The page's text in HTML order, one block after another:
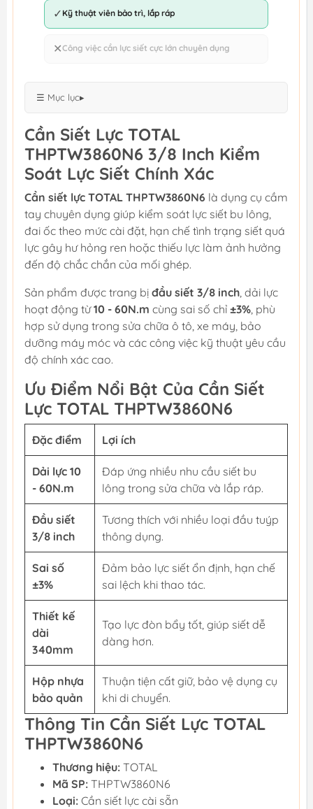
✓ Kỹ thuật viên bảo trì, lắp ráp
✕Công việc cần lực siết cực lớn chuyên dụng
☰ Mục lục▸
Cần Siết Lực TOTAL
THPTW3860N6 3/8 Inch Kiểm
Soát Lực Siết Chính Xác
Cần siết lực TOTAL THPTW3860N6 là dụng cụ cầm
tay chuyên dụng giúp kiểm soát lực siết bu lông,
đai ốc theo mức cài đặt, hạn chế tình trạng siết quá
lực gây hư hỏng ren hoặc thiếu lực làm ảnh hưởng
đến độ chắc chắn của mối ghép.
Sản phẩm được trang bị đầu siết 3/8 inch , dải lực
hoạt động từ10 - 60N.m cùng sai số chỉ ±3% , phù
hợp sử dụng trong sửa chữa ô tô, xe máy, bảo
dưỡng máy móc và các công việc kỹ thuật yêu cầu
độ chính xác cao.
Ưu Điểm Nổi Bật Của Cần Siết
Lực TOTAL THPTW3860N6
Đặc điểm Lợi ích
Dải lực 10
- 60N.m
Đáp ứng nhiều nhu cầu siết bu
lông trong sửa chữa và lắp ráp.
Đầu siết
3/8 inch
Tương thích với nhiều loại đầu tuýp
thông dụng.
Sai số
±3%
Đảm bảo lực siết ổn định, hạn chế
sai lệch khi thao tác.
Thiết kế
dài
340mm
Tạo lực đòn bẩy tốt, giúp siết dễ
dàng hơn.
Hộp nhựa
bảo quản
Thuận tiện cất giữ, bảo vệ dụng cụ
khi di chuyển.
Thông Tin Cần Siết Lực TOTAL
THPTW3860N6
Thương hiệu: TOTAL
Mã SP: THPTW3860N6
Loại: Cần siết lực cài sẵn